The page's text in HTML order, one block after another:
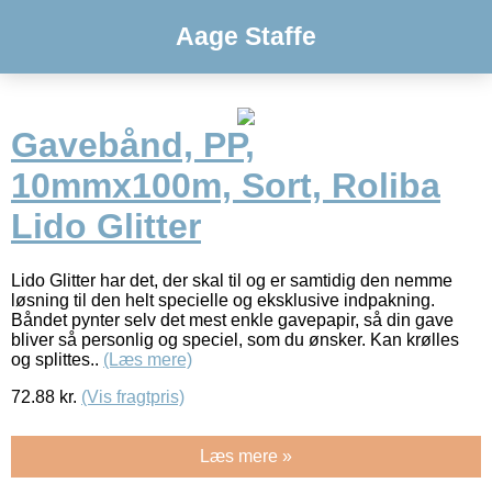
Aage Staffe
Gavebånd, PP,
10mmx100m, Sort, Roliba
Lido Glitter
Lido Glitter har det, der skal til og er samtidig den nemme
løsning til den helt specielle og eksklusive indpakning.
Båndet pynter selv det mest enkle gavepapir, så din gave
bliver så personlig og speciel, som du ønsker. Kan krølles
og splittes.. (Læs mere)
72.88 kr. (Vis fragtpris)
Læs mere »